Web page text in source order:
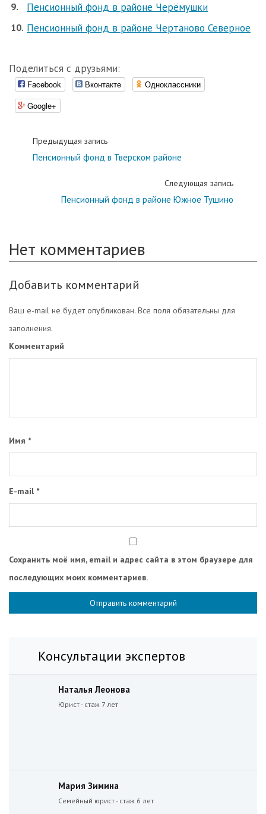
Пенсионный фонд в районе Черёмушки
Пенсионный фонд в районе Чертаново Северное
Поделиться с друзьями:
Facebook Вконтакте
Одноклассники
Google+
Предыдущая запись
Пенсионный фонд в Тверском районе
Следующая запись
Пенсионный фонд в районе Южное Тушино
Нет комментариев
Добавить комментарий
Ваш e-mail не будет опубликован. Все поля обязательны для
заполнения.
Комментарий
Имя *
E-mail *
Сохранить моё имя, email и адрес сайта в этом браузере для
последующих моих комментариев.
Консультации экспертов
Наталья Леонова
Юрист - стаж 7 лет
Мария Зимина
Семейный юрист - стаж 6 лет